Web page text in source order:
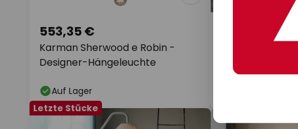
Karman Sherwood e Robin -
Designer-Hängeleuchte
553,35 €
Auf Lager
535,50 €
Letzte Stücke